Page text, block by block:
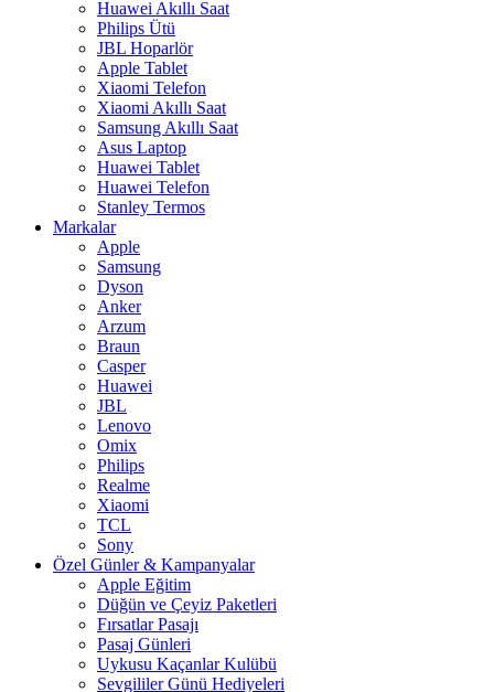
Huawei Akıllı Saat
Philips Ütü
JBL Hoparlör
Apple Tablet
Xiaomi Telefon
Xiaomi Akıllı Saat
Samsung Akıllı Saat
Asus Laptop
Huawei Tablet
Huawei Telefon
Stanley Termos
Markalar
Apple
Samsung
Dyson
Anker
Arzum
Braun
Casper
Huawei
JBL
Lenovo
Omix
Philips
Realme
Xiaomi
TCL
Sony
Özel Günler & Kampanyalar
Apple Eğitim
Düğün ve Çeyiz Paketleri
Fırsatlar Pasajı
Pasaj Günleri
Uykusu Kaçanlar Kulübü
Sevgililer Günü Hediyeleri